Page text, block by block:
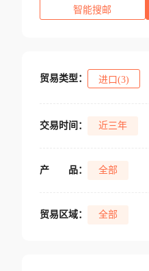
智能搜邮
贸易类型： 进口(3)
交易时间： 近三年
产 品： 全部
贸易区域： 全部